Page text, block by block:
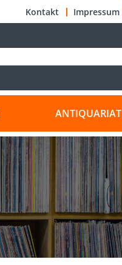
Kontakt Impressum
ANTIQUARIAT